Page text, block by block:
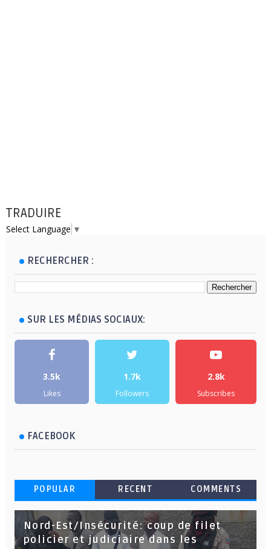
TRADUIRE
Select Language ▼
RECHERCHER :
SUR LES MÉDIAS SOCIAUX:
3.5k
Likes
1.7k
Followers
2.8k
Subscribes
FACEBOOK
POPULAR RECENT COMMENTS
Nord-Est/Insécurité: coup de filet
policier et judiciaire dans les